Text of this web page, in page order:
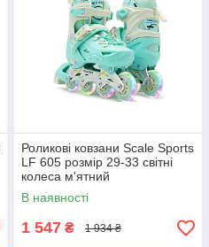
Роликові ковзани Scale Sports
LF 605 розмір 29-33 світні
колеса м'ятний
В наявності
1 547 ₴ 1 934 ₴